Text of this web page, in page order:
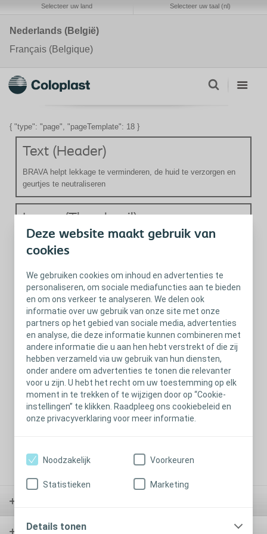
Deze website maakt gebruik van
cookies
We gebruiken cookies om inhoud en advertenties te
personaliseren, om sociale mediafuncties aan te bieden
en om ons verkeer te analyseren. We delen ook
informatie over uw gebruik van onze site met onze
partners op het gebied van sociale media, advertenties
en analyse, die deze informatie kunnen combineren met
andere informatie die u aan hen hebt verstrekt of die zij
hebben verzameld via uw gebruik van hun diensten,
onder andere om advertenties te tonen die relevanter
voor u zijn. U hebt het recht om uw toestemming op elk
moment in te trekken of te wijzigen door op “Cookie-
instellingen” te klikken. Raadpleeg ons cookiebeleid en
onze privacyverklaring voor meer informatie.
Noodzakelijk Voorkeuren
Statistieken Marketing
Details tonen
Selecteer uw land Selecteer uw taal (nl)
Nederlands (België)
Français (Belgique)
{ "type": "page", "pageTemplate": 18 }
Text (Header)
BRAVA helpt lekkage te verminderen, de huid te verzorgen en
geurtjes te neutraliseren
Image (Thumbnail)
/Global/07_app_docs/Brava/Brava_thumb11.jpg
Image (Background)
/Global/07_app_docs/Brava/Page-5.png
Blaas